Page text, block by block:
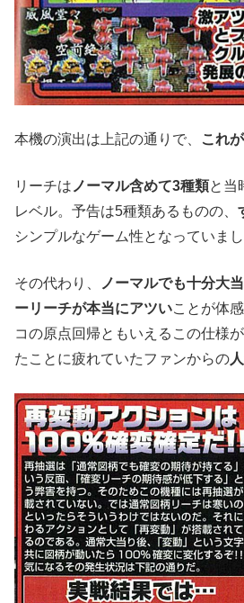
本機の演出は上記の通りで、 これ
リーチは ノーマル含めて3種類と当
レベル。予告は5種類あるものの、
シンプルなゲーム性となっていまし
その代わり、 ノーマルでも十分大
ーリーチが本当にアツいことが体
コの原点回帰ともいえるこの仕様
たことに疲れていたファンからの